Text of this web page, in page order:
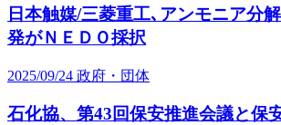
日本触媒/三菱重工､アンモニア分
発がＮＥＤＯ採択
2025/09/24 政府・団体
石化協、第43回保安推進会議と保